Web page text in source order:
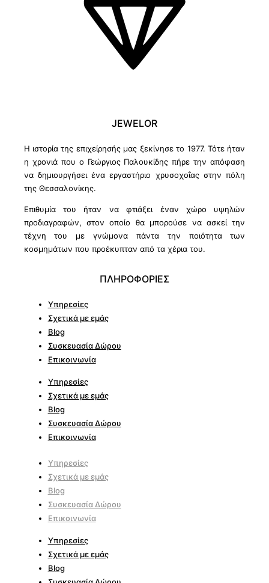
JEWELOR
Η ιστορία της επιχείρησής μας ξεκίνησε το 1977. Τότε ήταν
η χρονιά που ο Γεώργιος Παλουκίδης πήρε την απόφαση
να δημιουργήσει ένα εργαστήριο χρυσοχοΐας στην πόλη
της Θεσσαλονίκης.
Επιθυμία του ήταν να φτιάξει έναν χώρο υψηλών
προδιαγραφών, στον οποίο θα μπορούσε να ασκεί την
τέχνη του με γνώμονα πάντα την ποιότητα των
κοσμημάτων που προέκυπταν από τα χέρια του.
ΠΛΗΡΟΦΟΡΙΕΣ
Υπηρεσίες
Σχετικά με εμάς
Blog
Συσκευασία Δώρου
Επικοινωνία
Υπηρεσίες
Σχετικά με εμάς
Blog
Συσκευασία Δώρου
Επικοινωνία
Υπηρεσίες
Σχετικά με εμάς
Blog
Συσκευασία Δώρου
Επικοινωνία
Υπηρεσίες
Σχετικά με εμάς
Blog